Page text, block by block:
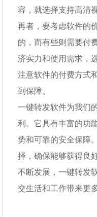
容，就选择支持高清
再者，要考虑软件的
的，而有些则需要付
济实力和使用需求，
注意软件的付费方式
到保障。
一键转发软件为我们
利。它具有丰富的功
势和可靠的安全保障
择，确保能够获得良
不断发展，一键转发
交生活和工作带来更